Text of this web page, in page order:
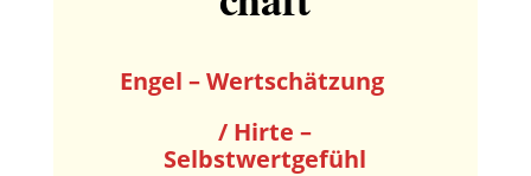
Engel – Wertschätzung
/ Hirte –
Selbstwertgefühl